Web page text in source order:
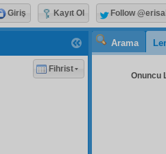
Arama
Onuncu
Fihrist
Giriş Kayıt Ol Follow